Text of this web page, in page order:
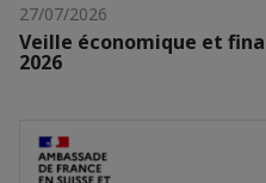
27/07/2026
Veille économique et
2026